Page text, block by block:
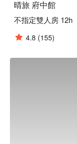
晴旅 府中館
不指定雙人房 12h
4.8 (155)